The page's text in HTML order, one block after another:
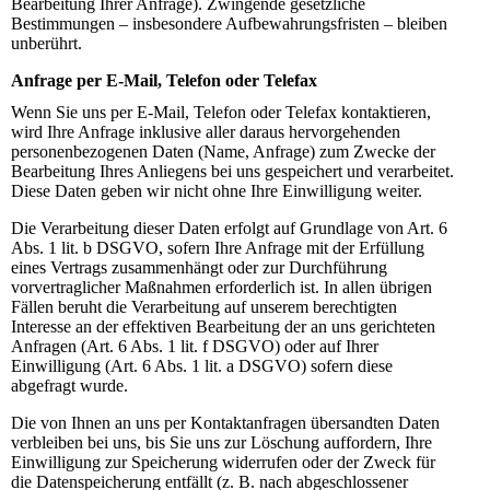
Bearbeitung Ihrer Anfrage). Zwingende gesetzliche
Bestimmungen – insbesondere Aufbewahrungsfristen – bleiben
unberührt.
Anfrage per E-Mail, Telefon oder Telefax
Wenn Sie uns per E-Mail, Telefon oder Telefax kontaktieren,
wird Ihre Anfrage inklusive aller daraus hervorgehenden
personenbezogenen Daten (Name, Anfrage) zum Zwecke der
Bearbeitung Ihres Anliegens bei uns gespeichert und verarbeitet.
Diese Daten geben wir nicht ohne Ihre Einwilligung weiter.
Die Verarbeitung dieser Daten erfolgt auf Grundlage von Art. 6
Abs. 1 lit. b DSGVO, sofern Ihre Anfrage mit der Erfüllung
eines Vertrags zusammenhängt oder zur Durchführung
vorvertraglicher Maßnahmen erforderlich ist. In allen übrigen
Fällen beruht die Verarbeitung auf unserem berechtigten
Interesse an der effektiven Bearbeitung der an uns gerichteten
Anfragen (Art. 6 Abs. 1 lit. f DSGVO) oder auf Ihrer
Einwilligung (Art. 6 Abs. 1 lit. a DSGVO) sofern diese
abgefragt wurde.
Die von Ihnen an uns per Kontaktanfragen übersandten Daten
verbleiben bei uns, bis Sie uns zur Löschung auffordern, Ihre
Einwilligung zur Speicherung widerrufen oder der Zweck für
die Datenspeicherung entfällt (z. B. nach abgeschlossener